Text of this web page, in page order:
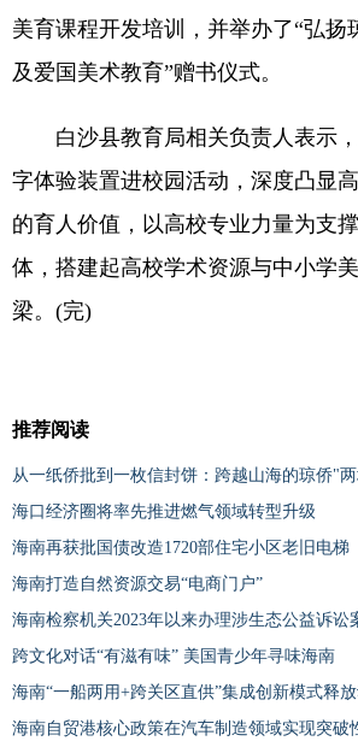
美育课程开发培训，并举办了“弘扬
及爱国美术教育”赠书仪式。
白沙县教育局相关负责人表示，
字体验装置进校园活动，深度凸显
的育人价值，以高校专业力量为支
体，搭建起高校学术资源与中小学
梁。(完)
推荐阅读
从一纸侨批到一枚信封饼：跨越山海的琼侨"
海口经济圈将率先推进燃气领域转型升级
海南再获批国债改造1720部住宅小区老旧电梯
海南打造自然资源交易“电商门户”
海南检察机关2023年以来办理涉生态公益诉讼
跨文化对话“有滋有味” 美国青少年寻味海南
海南“一船两用+跨关区直供”集成创新模式释
海南自贸港核心政策在汽车制造领域实现突破